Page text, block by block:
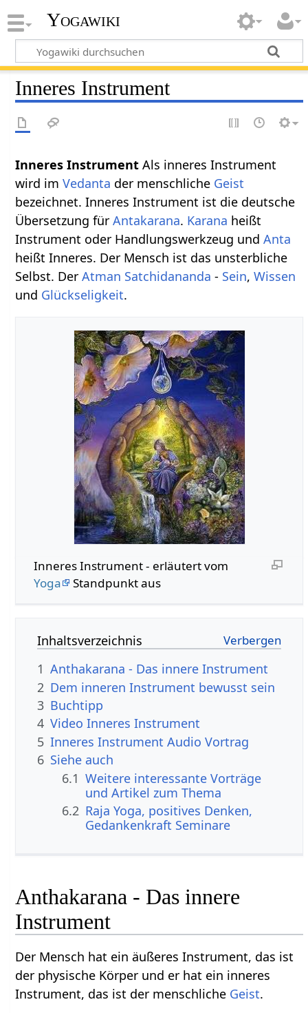
Yogawiki
Inneres Instrument
Inneres InstrumentAls inneres Instrument
wird imVedanta der menschliche Geist
bezeichnet. Inneres Instrument ist die deutsche
Übersetzung fürAntakarana. Karana heißt
Instrument oder Handlungswerkzeug undAnta
heißt Inneres. Der Mensch ist das unsterbliche
Selbst. DerAtman Satchidananda - Sein,Wissen
und Glückseligkeit.
Inneres Instrument - erläutert vom
Yoga
Standpunkt aus
Inhaltsverzeichnis
1 Anthakarana - Das innere Instrument
2 Dem inneren Instrument bewusst sein
3 Buchtipp
4 Video Inneres Instrument
5 Inneres Instrument Audio Vortrag
6 Siehe auch
6.1 Weitere interessante Vorträge
und Artikel zum Thema
6.2 Raja Yoga, positives Denken,
Gedankenkraft Seminare
Anthakarana - Das innere
Instrument
Der Mensch hat ein äußeres Instrument, das ist
der physische Körper und er hat ein inneres
Instrument, das ist der menschliche Geist.